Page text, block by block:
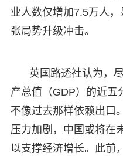
业人数仅增加7.5万人
张局势升级冲击。
英国路透社认为，
产总值（GDP）的近五
不像过去那样依赖出口
压力加剧，中国或将在
以支撑经济增长。此前